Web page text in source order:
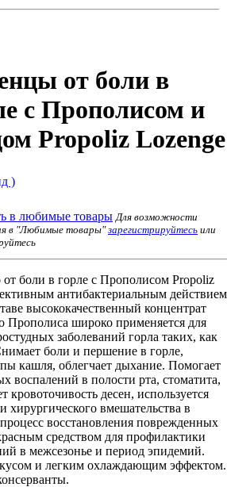
от боли в
с Прополисом и
Propoliz Lozenge
)
в любимые товары Для возможности
в "Любимые товары"зарегистрируйтесь или
от боли в горле с Прополисом Propoliz
антибактериальным
высококачественный концентрат
Прополиса широко применяется для
заболеваний горла таких, как
боли и першение в горле,
кашля, облегчает дыхание. Помогает
воспалений в полости рта, стоматита,
кровоточивость десен, используется
хирургического вмешательства в
процесс восстановления поврежденных
средством для профилактики
в межсезонье и период эпидемий.
и легким охлаждающим эффектом.